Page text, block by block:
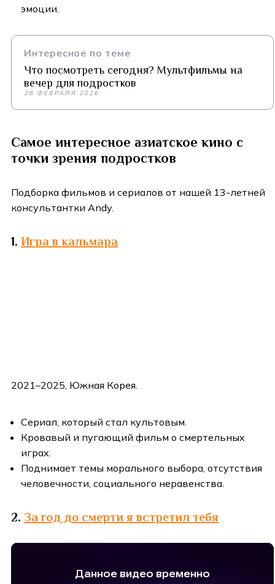
эмоции.
Интересное по теме
Что посмотреть сегодня? Мультфильмы на
вечер для подростков
28 ФЕВРАЛЯ 2026
Самое интересное азиатское кино с
точки зрения подростков
Подборка фильмов и сериалов от нашей 13-летней
консультантки Andy.
1. Игра в кальмара
2021–2025, Южная Корея.
Сериал, который стал культовым.
Кровавый и пугающий фильм о смертельных
играх.
Поднимает темы морального выбора, отсутствия
человечности, социального неравенства.
2. За год до смерти я встретил тебя